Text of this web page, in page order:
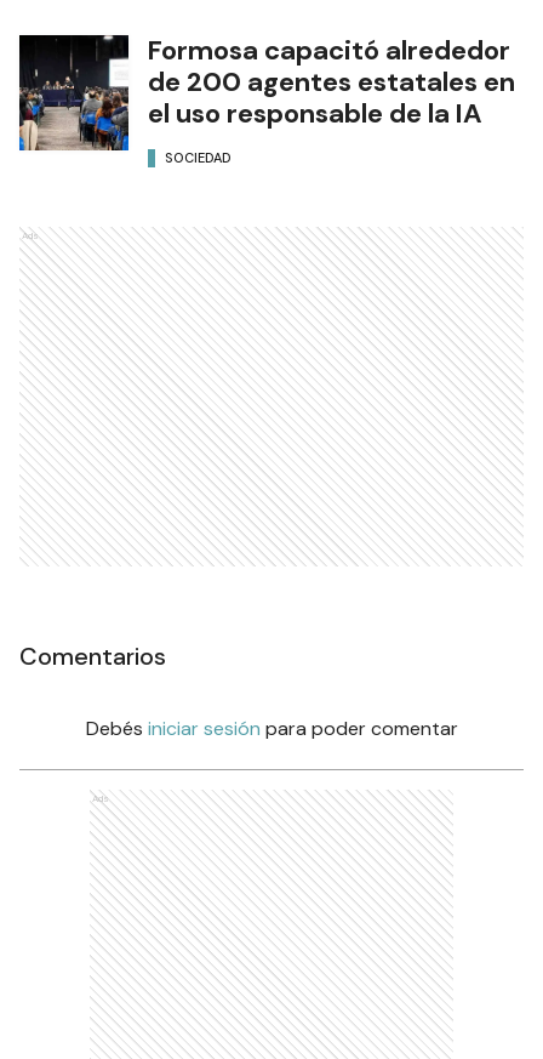
Formosa capacitó alrededor
de 200 agentes estatales en
el uso responsable de la IA
SOCIEDAD
Ads
Comentarios
Debés iniciar sesión para poder comentar
Ads